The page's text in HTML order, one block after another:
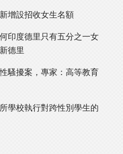
增設招收女生名額
印度德里只有五分之一女
德里
騷擾案，專家：高等教育
學校執行對跨性別學生的